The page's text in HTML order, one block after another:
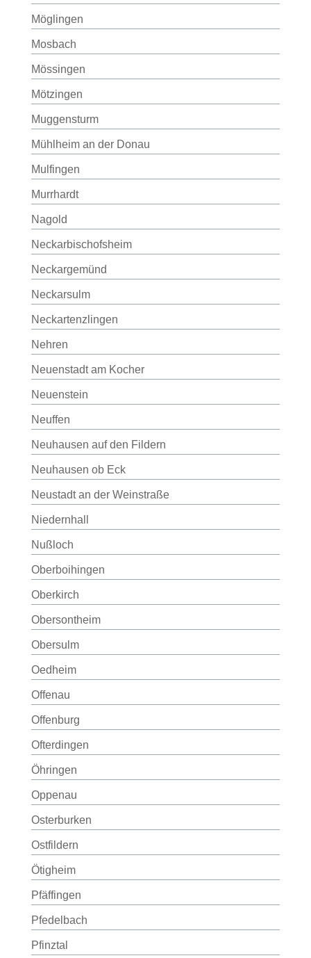
Möglingen
Mosbach
Mössingen
Mötzingen
Muggensturm
Mühlheim an der Donau
Mulfingen
Murrhardt
Nagold
Neckarbischofsheim
Neckargemünd
Neckarsulm
Neckartenzlingen
Nehren
Neuenstadt am Kocher
Neuenstein
Neuffen
Neuhausen auf den Fildern
Neuhausen ob Eck
Neustadt an der Weinstraße
Niedernhall
Nußloch
Oberboihingen
Oberkirch
Obersontheim
Obersulm
Oedheim
Offenau
Offenburg
Ofterdingen
Öhringen
Oppenau
Osterburken
Ostfildern
Ötigheim
Pfäffingen
Pfedelbach
Pfinztal